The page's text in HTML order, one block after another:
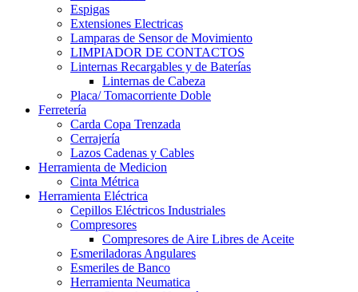
Espigas
Extensiones Electricas
Lamparas de Sensor de Movimiento
LIMPIADOR DE CONTACTOS
Linternas Recargables y de Baterías
Linternas de Cabeza
Placa/ Tomacorriente Doble
Ferretería
Carda Copa Trenzada
Cerrajería
Lazos Cadenas y Cables
Herramienta de Medicion
Cinta Métrica
Herramienta Eléctrica
Cepillos Eléctricos Industriales
Compresores
Compresores de Aire Libres de Aceite
Esmeriladoras Angulares
Esmeriles de Banco
Herramienta Neumatica